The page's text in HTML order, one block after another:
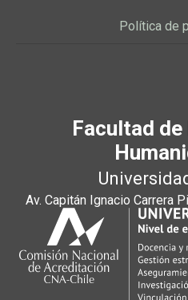
Política de
Facultad
Av. Capitán Ignacio Carrera